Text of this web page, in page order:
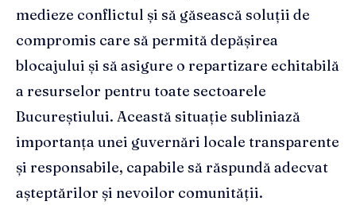
medieze conflictul și să găsească soluții de
compromis care să permită depășirea
blocajului și să asigure o repartizare echitabilă
a resurselor pentru toate sectoarele
Bucureștiului. Această situație subliniază
importanța unei guvernări locale transparente
și responsabile, capabile să răspundă adecvat
așteptărilor și nevoilor comunității.